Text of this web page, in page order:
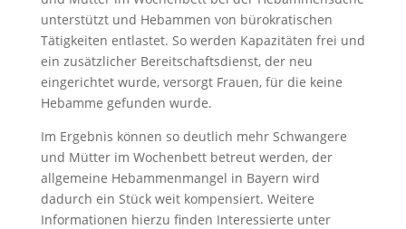
unterstützt und Hebammen von bürokratischen
Tätigkeiten entlastet. So werden Kapazitäten frei und
ein zusätzlicher Bereitschaftsdienst, der neu
eingerichtet wurde, versorgt Frauen, für die keine
Hebamme gefunden wurde.
Im Ergebnis können so deutlich mehr Schwangere
und Mütter im Wochenbett betreut werden, der
allgemeine Hebammenmangel in Bayern wird
dadurch ein Stück weit kompensiert. Weitere
Informationen hierzu finden Interessierte unter